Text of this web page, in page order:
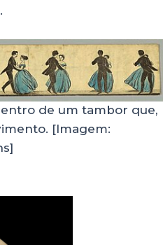
de um tambor que,
[Imagem: